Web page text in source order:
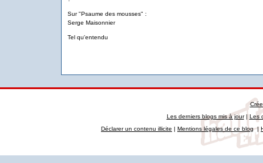
Sur "Psaume des mousses" :
Serge Maisonnier
Tel qu'entendu
Les derniers blogs mis à jour|Les
Déclarer un contenu illicite | Mentions légales de ce blog|